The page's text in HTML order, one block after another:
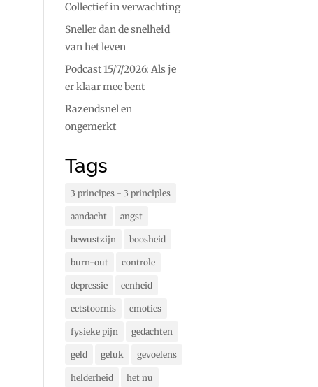
Collectief in verwachting
Sneller dan de snelheid
van het leven
Podcast 15/7/2026: Als je
er klaar mee bent
Razendsnel en
ongemerkt
Tags
3 principes - 3 principles
aandacht angst
bewustzijn boosheid
burn-out controle
depressie eenheid
eetstoornis emoties
fysieke pijn gedachten
geld geluk gevoelens
helderheid het nu